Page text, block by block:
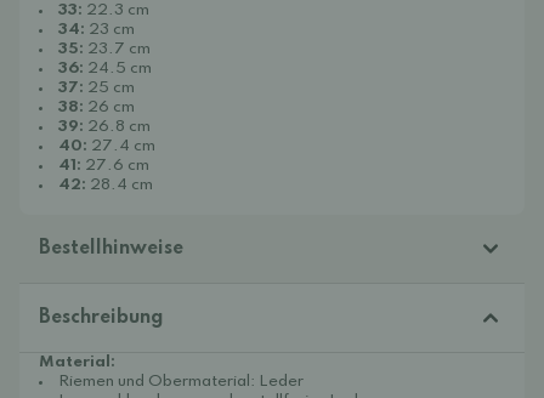
33: 22.3 cm
34: 23 cm
35: 23.7 cm
36: 24.5 cm
37: 25 cm
38: 26 cm
39: 26.8 cm
40: 27.4 cm
41: 27.6 cm
42: 28.4 cm
Bestellhinweise
Beschreibung
Material:
Riemen und Obermaterial: Leder